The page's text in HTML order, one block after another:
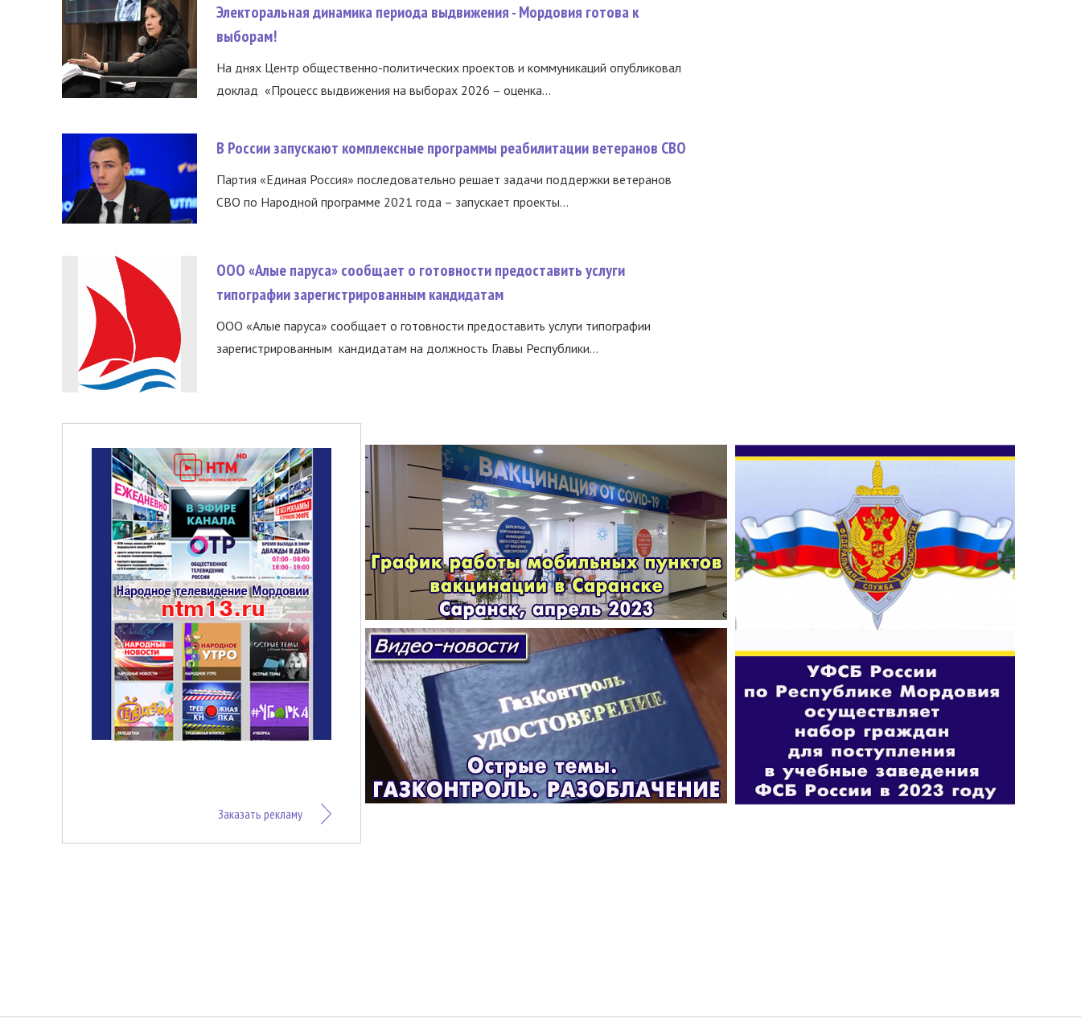
Электоральная динамика периода выдвижения - Мордовия готова к
выборам!
На днях Центр общественно-политических проектов и коммуникаций опубликовал
доклад «Процесс выдвижения на выборах 2026 – оценка...
В России запускают комплексные программы реабилитации ветеранов СВО
Партия «Единая Россия» последовательно решает задачи поддержки ветеранов
СВО по Народной программе 2021 года – запускает проекты...
ООО «Алые паруса» сообщает о готовности предоставить услуги
типографии зарегистрированным кандидатам
ООО «Алые паруса» сообщает о готовности предоставить услуги типографии
зарегистрированным кандидатам на должность Главы Республики...
Заказать рекламу